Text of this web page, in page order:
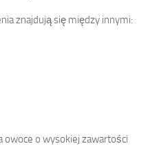
znajdują się między innymi:
o wysokiej zawartości